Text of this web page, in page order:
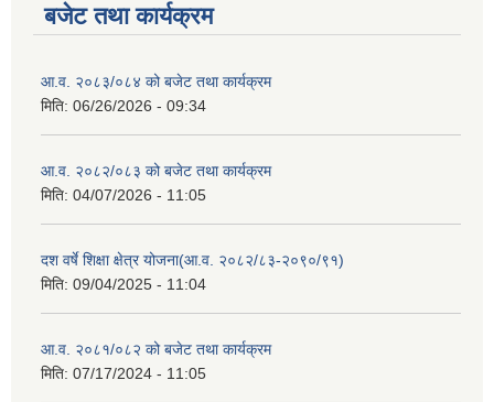
बजेट तथा कार्यक्रम
आ.व. २०८३/०८४ को बजेट तथा कार्यक्रम
मिति: 06/26/2026 - 09:34
आ.व. २०८२/०८३ को बजेट तथा कार्यक्रम
मिति: 04/07/2026 - 11:05
दश वर्षे शिक्षा क्षेत्र योजना(आ.व. २०८२/८३-२०९०/९१)
मिति: 09/04/2025 - 11:04
आ.व. २०८१/०८२ को बजेट तथा कार्यक्रम
मिति: 07/17/2024 - 11:05